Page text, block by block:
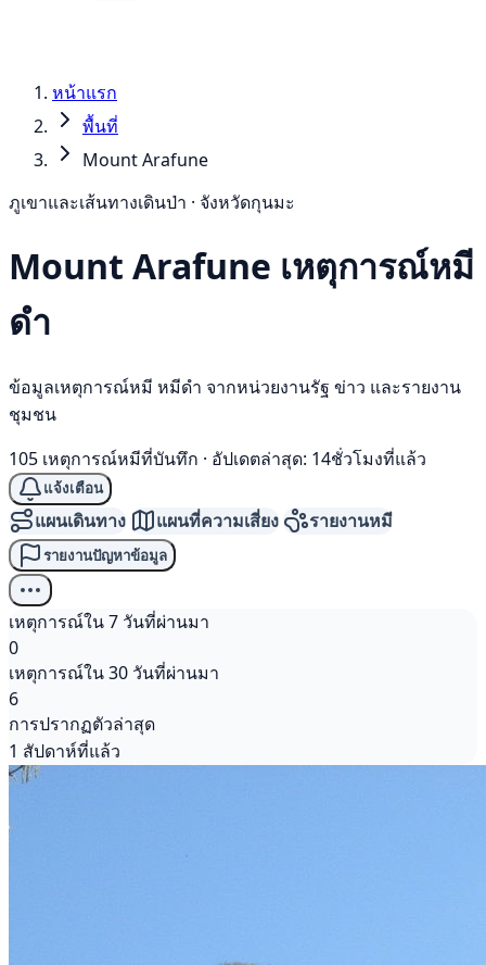
หน้าแรก
พื้นที่
Mount Arafune
ภูเขาและเส้นทางเดินป่า · จังหวัดกุนมะ
Mount Arafune เหตุการณ์หมี
ดำ
ข้อมูลเหตุการณ์หมี หมีดำ จากหน่วยงานรัฐ ข่าว และรายงาน
ชุมชน
105 เหตุการณ์หมีที่บันทึก · อัปเดตล่าสุด: 14ชั่วโมงที่แล้ว
แจ้งเตือน
แผนเดินทาง แผนที่ความเสี่ยง รายงานหมี
รายงานปัญหาข้อมูล
เหตุการณ์ใน 7 วันที่ผ่านมา
0
เหตุการณ์ใน 30 วันที่ผ่านมา
6
การปรากฏตัวล่าสุด
1 สัปดาห์ที่แล้ว